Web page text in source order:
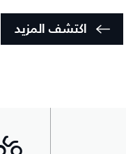
اكتشف المزيد